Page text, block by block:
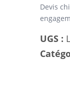
-
de
Devis
UGS :